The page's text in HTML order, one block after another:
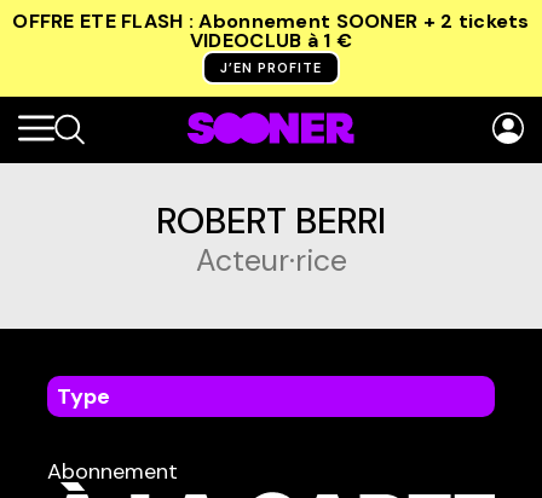
OFFRE ETE FLASH : Abonnement SOONER + 2 tickets
VIDEOCLUB à 1 €
J’EN PROFITE
ROBERT BERRI
Acteur·rice
Type
Abonnement